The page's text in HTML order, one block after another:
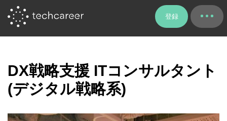
登録
DX戦略支援 ITコンサルタント
(デジタル戦略系)